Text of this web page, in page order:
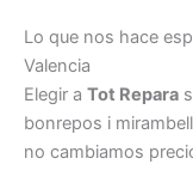
Lo que nos hace
Valencia
Elegir a Tot Repara
bonrepos i
no cambiamos